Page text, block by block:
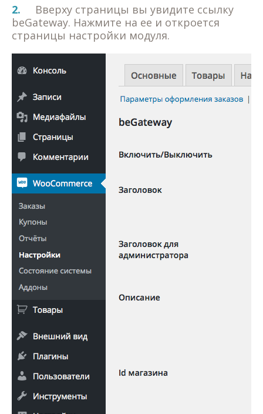
2.
Вверху страницы вы увидите ссылку
beGateway. Нажмите на ее и откроется
страницы настройки модуля.